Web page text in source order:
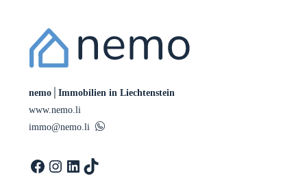
nemo│Immobilien in Liechtenstein
www.nemo.li
immo@nemo.li